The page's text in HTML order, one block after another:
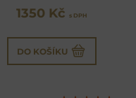
1350 Kč s DPH
DO KOŠÍKU